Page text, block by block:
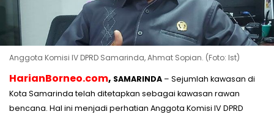
Anggota Komisi IV DPRD Samarinda, Ahmat Sopian. (Foto: Ist)
HarianBorneo.com, SAMARINDA – Sejumlah kawasan di
Kota Samarinda telah ditetapkan sebagai kawasan rawan
bencana. Hal ini menjadi perhatian Anggota Komisi IV DPRD